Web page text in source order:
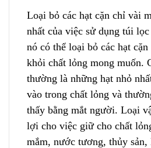
Loại bỏ các hạt cặn chỉ vài
nhất của việc sử dụng túi
nó có thể loại bỏ các hạt
khỏi chất lỏng mong muốn.
thường là những hạt nhỏ
vào trong chất lỏng và
thấy bằng mắt người. Loại
lợi cho việc giữ cho chất
mắm, nước tương, thủy sản,